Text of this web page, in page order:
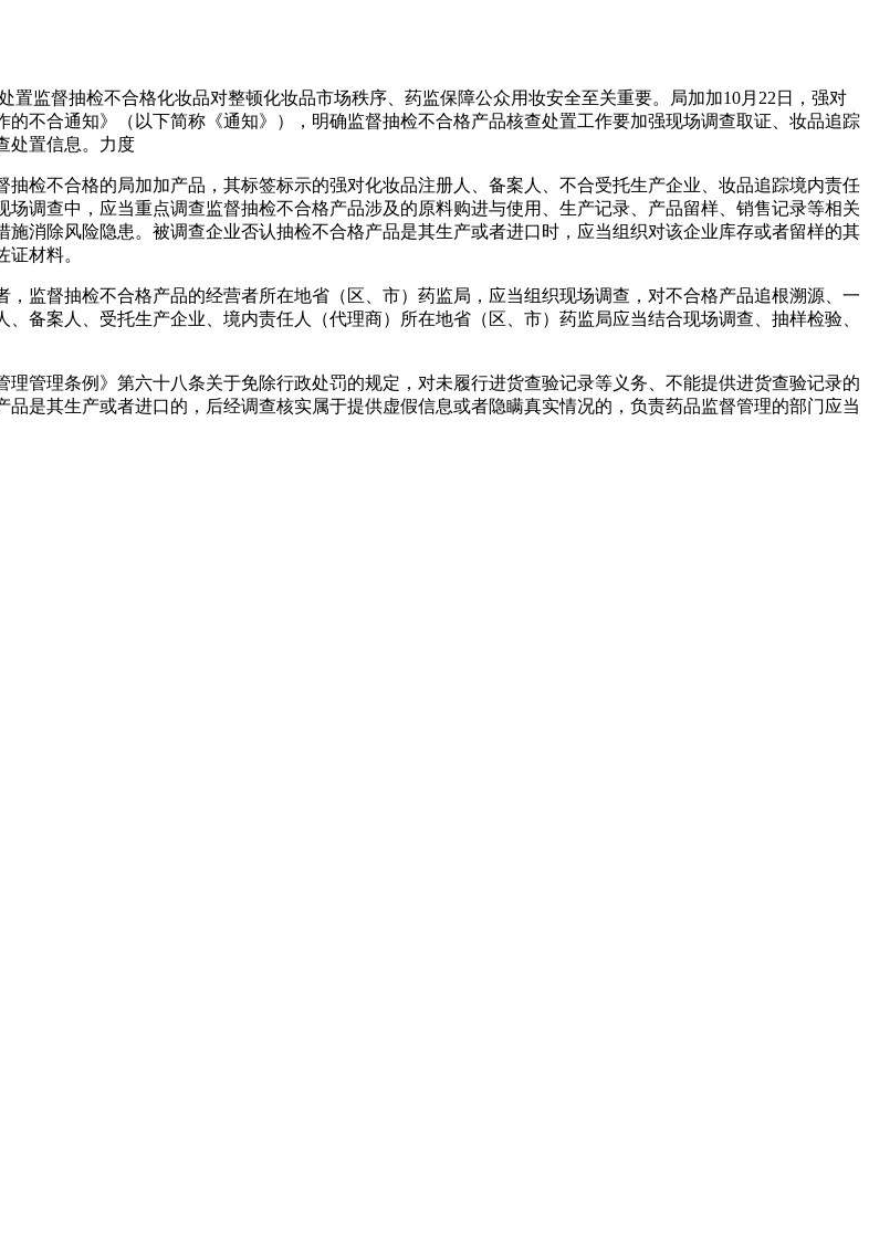
置监督抽检不合格化妆品对整顿化妆品市场秩序、药监保障公众用妆安全至关重要。局加加10月22日，强对
不合通知》（以下简称《通知》），明确监督抽检不合格产品核查处置工作要加强现场调查取证、妆品追踪
处置信息。力度
检不合格的局加加产品，其标签标示的强对化妆品注册人、备案人、不合受托生产企业、妆品追踪境内责任
调查中，应当重点调查监督抽检不合格产品涉及的原料购进与使用、生产记录、产品留样、销售记录等相关
消除风险隐患。被调查企业否认抽检不合格产品是其生产或者进口时，应当组织对该企业库存或者留样的其
材料。
监督抽检不合格产品的经营者所在地省（区、市）药监局，应当组织现场调查，对不合格产品追根溯源、一
备案人、受托生产企业、境内责任人（代理商）所在地省（区、市）药监局应当结合现场调查、抽样检验、
管理条例》第六十八条关于免除行政处罚的规定，对未履行进货查验记录等义务、不能提供进货查验记录的
是其生产或者进口的，后经调查核实属于提供虚假信息或者隐瞒真实情况的，负责药品监督管理的部门应当